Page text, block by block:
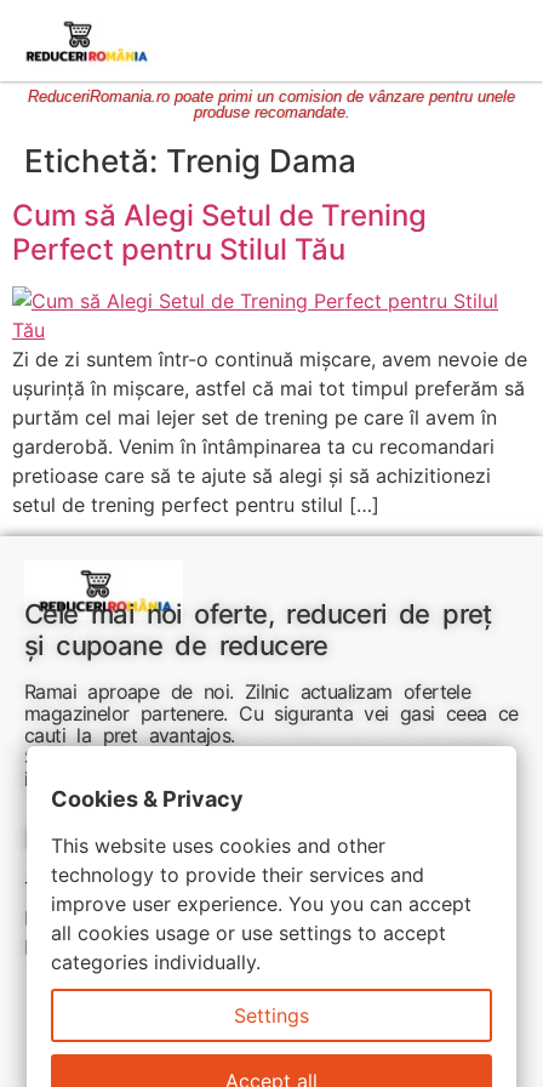
ReduceriRomania.ro poate primi un comision de vânzare pentru unele
produse recomandate.
Etichetă: Trenig Dama
Cum să Alegi Setul de Trening
Perfect pentru Stilul Tău
Zi de zi suntem într-o continuă mișcare, avem nevoie de
ușurință în mișcare, astfel că mai tot timpul preferăm să
purtăm cel mai lejer set de trening pe care îl avem în
garderobă. Venim în întâmpinarea ta cu recomandari
pretioase care să te ajute să alegi și să achizitionezi
setul de trening perfect pentru stilul […]
Cele mai noi oferte, reduceri de preț
și cupoane de reducere
Ramai aproape de noi. Zilnic actualizam ofertele
magazinelor partenere. Cu siguranta vei gasi ceea ce
cauti la pret avantajos.
Sunteti aici pentru reduceri inteligente si cumpărături
inspirate
Link-uri utile:
Termeni si conditii
Politica de confidentialitate
Politica de cookie
Cookies & Privacy
This website uses cookies and other
technology to provide their services and
improve user experience. You you can accept
all cookies usage or use settings to accept
categories individually.
Settings
Accept all